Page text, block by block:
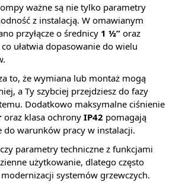
ważne są nie tylko parametry
z instalacją. W omawianym
przyłącze o średnicy 1 ½” oraz
co ułatwia dopasowanie do wielu
to, że wymiana lub montaż mogą
a Ty szybciej przejdziesz do fazy
Dodatkowo maksymalne ciśnienie
oraz klasa ochrony IP42 pomagają
do warunków pracy w instalacji.
parametry techniczne z funkcjami
użytkowanie, dlatego często
systemów grzewczych.